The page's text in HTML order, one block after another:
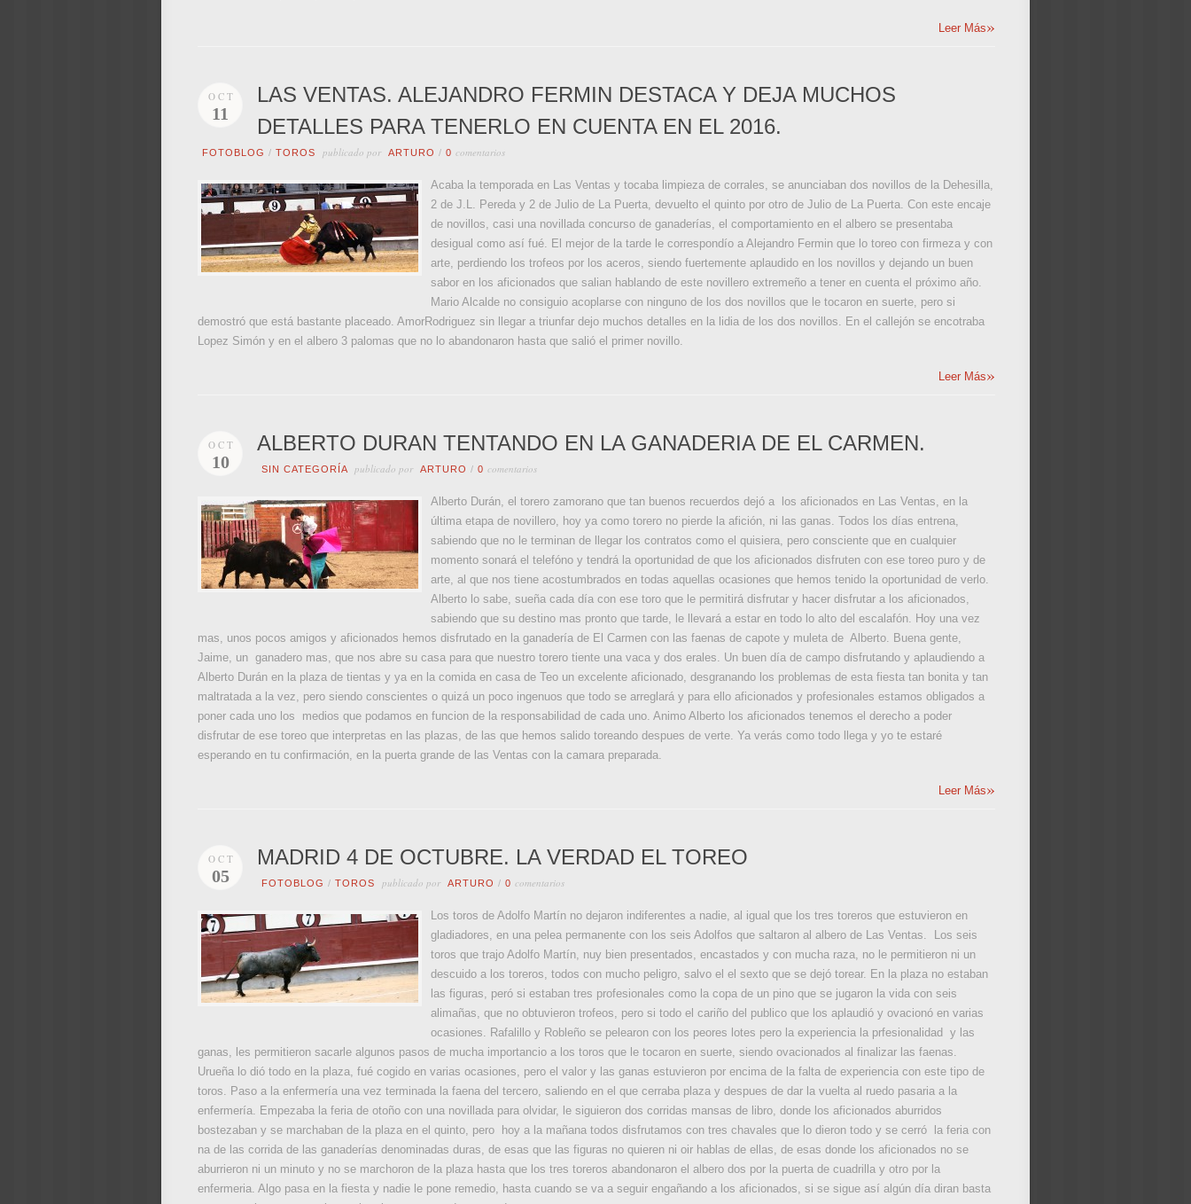
Leer Más»
OCT
11
LAS VENTAS. ALEJANDRO FERMIN DESTACA Y DEJA MUCHOS
DETALLES PARA TENERLO EN CUENTA EN EL 2016.
FOTOBLOG / TOROS publicado por ARTURO / 0 comentarios
Acaba la temporada en Las Ventas y tocaba limpieza de corrales, se anunciaban dos novillos de la Dehesilla,
2 de J.L. Pereda y 2 de Julio de La Puerta, devuelto el quinto por otro de Julio de La Puerta. Con este encaje
de novillos, casi una novillada concurso de ganaderías, el comportamiento en el albero se presentaba
desigual como así fué. El mejor de la tarde le correspondío a Alejandro Fermin que lo toreo con firmeza y con
arte, perdiendo los trofeos por los aceros, siendo fuertemente aplaudido en los novillos y dejando un buen
sabor en los aficionados que salian hablando de este novillero extremeño a tener en cuenta el próximo año.
Mario Alcalde no consiguio acoplarse con ninguno de los dos novillos que le tocaron en suerte, pero si
demostró que está bastante placeado. AmorRodriguez sin llegar a triunfar dejo muchos detalles en la lidia de los dos novillos. En el callejón se encotraba
Lopez Simón y en el albero 3 palomas que no lo abandonaron hasta que salió el primer novillo.
Leer Más»
OCT
10
ALBERTO DURAN TENTANDO EN LA GANADERIA DE EL CARMEN.
SIN CATEGORÍA publicado por ARTURO / 0 comentarios
Alberto Durán, el torero zamorano que tan buenos recuerdos dejó a los aficionados en Las Ventas, en la
última etapa de novillero, hoy ya como torero no pierde la afición, ni las ganas. Todos los días entrena,
sabiendo que no le terminan de llegar los contratos como el quisiera, pero consciente que en cualquier
momento sonará el telefóno y tendrá la oportunidad de que los aficionados disfruten con ese toreo puro y de
arte, al que nos tiene acostumbrados en todas aquellas ocasiones que hemos tenido la oportunidad de verlo.
Alberto lo sabe, sueña cada día con ese toro que le permitirá disfrutar y hacer disfrutar a los aficionados,
sabiendo que su destino mas pronto que tarde, le llevará a estar en todo lo alto del escalafón. Hoy una vez
mas, unos pocos amigos y aficionados hemos disfrutado en la ganadería de El Carmen con las faenas de capote y muleta de Alberto. Buena gente,
Jaime, un ganadero mas, que nos abre su casa para que nuestro torero tiente una vaca y dos erales. Un buen día de campo disfrutando y aplaudiendo a
Alberto Durán en la plaza de tientas y ya en la comida en casa de Teo un excelente aficionado, desgranando los problemas de esta fiesta tan bonita y tan
maltratada a la vez, pero siendo conscientes o quizá un poco ingenuos que todo se arreglará y para ello aficionados y profesionales estamos obligados a
poner cada uno los medios que podamos en funcion de la responsabilidad de cada uno. Animo Alberto los aficionados tenemos el derecho a poder
disfrutar de ese toreo que interpretas en las plazas, de las que hemos salido toreando despues de verte. Ya verás como todo llega y yo te estaré
esperando en tu confirmación, en la puerta grande de las Ventas con la camara preparada.
Leer Más»
OCT
05
MADRID 4 DE OCTUBRE. LA VERDAD EL TOREO
FOTOBLOG / TOROS publicado por ARTURO / 0 comentarios
Los toros de Adolfo Martín no dejaron indiferentes a nadie, al igual que los tres toreros que estuvieron en
gladiadores, en una pelea permanente con los seis Adolfos que saltaron al albero de Las Ventas. Los seis
toros que trajo Adolfo Martín, nuy bien presentados, encastados y con mucha raza, no le permitieron ni un
descuido a los toreros, todos con mucho peligro, salvo el el sexto que se dejó torear. En la plaza no estaban
las figuras, peró si estaban tres profesionales como la copa de un pino que se jugaron la vida con seis
alimañas, que no obtuvieron trofeos, pero si todo el cariño del publico que los aplaudió y ovacionó en varias
ocasiones. Rafalillo y Robleño se pelearon con los peores lotes pero la experiencia la prfesionalidad y las
ganas, les permitieron sacarle algunos pasos de mucha importancio a los toros que le tocaron en suerte, siendo ovacionados al finalizar las faenas.
Urueña lo dió todo en la plaza, fué cogido en varias ocasiones, pero el valor y las ganas estuvieron por encima de la falta de experiencia con este tipo de
toros. Paso a la enfermería una vez terminada la faena del tercero, saliendo en el que cerraba plaza y despues de dar la vuelta al ruedo pasaria a la
enfermería. Empezaba la feria de otoño con una novillada para olvidar, le siguieron dos corridas mansas de libro, donde los aficionados aburridos
bostezaban y se marchaban de la plaza en el quinto, pero hoy a la mañana todos disfrutamos con tres chavales que lo dieron todo y se cerró la feria con
na de las corrida de las ganaderías denominadas duras, de esas que las figuras no quieren ni oir hablas de ellas, de esas donde los aficionados no se
aburrieron ni un minuto y no se marchoron de la plaza hasta que los tres toreros abandonaron el albero dos por la puerta de cuadrilla y otro por la
enfermeria. Algo pasa en la fiesta y nadie le pone remedio, hasta cuando se va a seguir engañando a los aficionados, si se sigue así algún día diran basta